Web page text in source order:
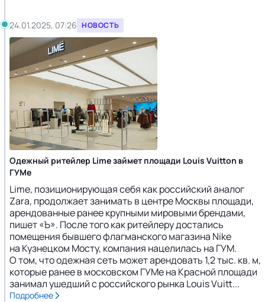
24.01.2025, 07:26 НОВОСТЬ
Одежный ритейлер Lime займет площади Louis Vuitton в
ГУМе
Lime, позиционирующая себя как российский аналог
Zara, продолжает занимать в центре Москвы площади,
арендованные ранее крупными мировыми брендами,
пишет «Ъ». После того как ритейлеру достались
помещения бывшего флагманского магазина Nike
на Кузнецком Мосту, компания нацелилась на ГУМ.
О том, что одежная сеть может арендовать 1,2 тыс. кв. м,
которые ранее в московском ГУМе на Красной площади
занимал ушедший с российского рынка Louis Vuitt...
Подробнее